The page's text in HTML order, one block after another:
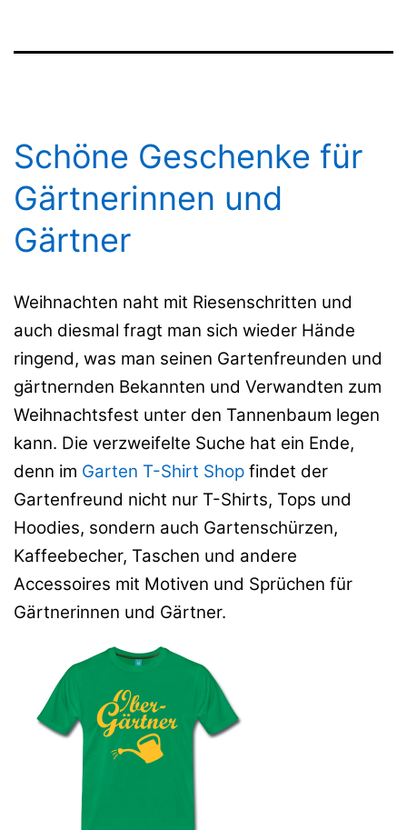
Schöne Geschenke für
Gärtnerinnen und
Gärtner
Weihnachten naht mit Riesenschritten und
auch diesmal fragt man sich wieder Hände
ringend, was man seinen Gartenfreunden und
gärtnernden Bekannten und Verwandten zum
Weihnachtsfest unter den Tannenbaum legen
kann. Die verzweifelte Suche hat ein Ende,
denn im Garten T-Shirt Shop findet der
Gartenfreund nicht nur T-Shirts, Tops und
Hoodies, sondern auch Gartenschürzen,
Kaffeebecher, Taschen und andere
Accessoires mit Motiven und Sprüchen für
Gärtnerinnen und Gärtner.